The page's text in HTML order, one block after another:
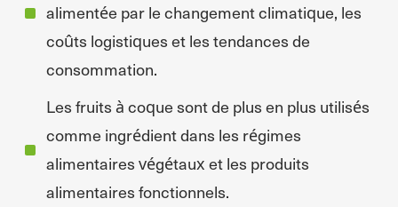
alimentée par le changement climatique, les
coûts logistiques et les tendances de
consommation.
Les fruits à coque sont de plus en plus utilisés
comme ingrédient dans les régimes
alimentaires végétaux et les produits
alimentaires fonctionnels.